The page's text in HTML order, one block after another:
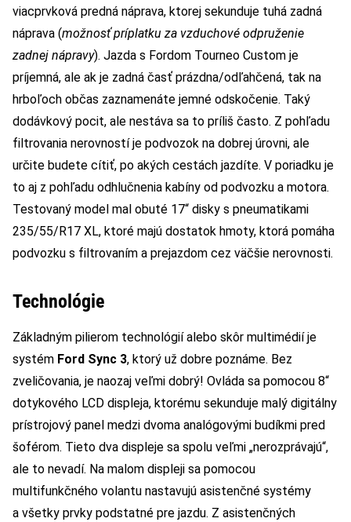
viacprvková predná náprava, ktorej sekunduje tuhá zadná
náprava (možnosť príplatku za vzduchové odpruženie
zadnej nápravy). Jazda s Fordom Tourneo Custom je
príjemná, ale ak je zadná časť prázdna/odľahčená, tak na
hrboľoch občas zaznamenáte jemné odskočenie. Taký
dodávkový pocit, ale nestáva sa to príliš často. Z pohľadu
filtrovania nerovností je podvozok na dobrej úrovni, ale
určite budete cítiť, po akých cestách jazdíte. V poriadku je
to aj z pohľadu odhlučnenia kabíny od podvozku a motora.
Testovaný model mal obuté 17“ disky s pneumatikami
235/55/R17 XL, ktoré majú dostatok hmoty, ktorá pomáha
podvozku s filtrovaním a prejazdom cez väčšie nerovnosti.
Technológie
Základným pilierom technológií alebo skôr multimédií je
systém Ford Sync 3, ktorý už dobre poznáme. Bez
zveličovania, je naozaj veľmi dobrý! Ovláda sa pomocou 8“
dotykového LCD displeja, ktorému sekunduje malý digitálny
prístrojový panel medzi dvoma analógovými budíkmi pred
šoférom. Tieto dva displeje sa spolu veľmi „nerozprávajú“,
ale to nevadí. Na malom displeji sa pomocou
multifunkčného volantu nastavujú asistenčné systémy
a všetky prvky podstatné pre jazdu. Z asistenčných